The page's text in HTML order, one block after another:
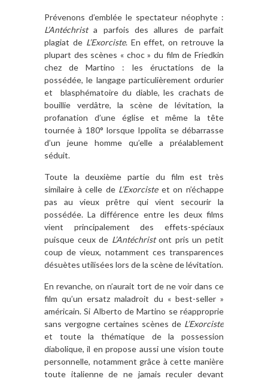
Prévenons d’emblée le spectateur néophyte :
L’Antéchrista parfois des allures de parfait
plagiat de L’Exorciste. En effet, on retrouve la
plupart des scènes « choc » du film de Friedkin
chez de Martino : les éructations de la
possédée, le langage particulièrement ordurier
et blasphématoire du diable, les crachats de
bouillie verdâtre, la scène de lévitation, la
profanation d’une église et même la tête
tournée à 180° lorsque Ippolita se débarrasse
d’un jeune homme qu’elle a préalablement
séduit.
Toute la deuxième partie du film est très
similaire à celle de L’Exorciste et on n’échappe
pas au vieux prêtre qui vient secourir la
possédée. La différence entre les deux films
vient principalement des effets-spéciaux
puisque ceux de L’Antéchristont pris un petit
coup de vieux, notamment ces transparences
désuètes utilisées lors de la scène de lévitation.
En revanche, on n’aurait tort de ne voir dans ce
film qu’un ersatz maladroit du « best-seller »
américain. Si Alberto de Martino se réapproprie
sans vergogne certaines scènes de L’Exorciste
et toute la thématique de la possession
diabolique, il en propose aussi une vision toute
personnelle, notamment grâce à cette manière
toute italienne de ne jamais reculer devant